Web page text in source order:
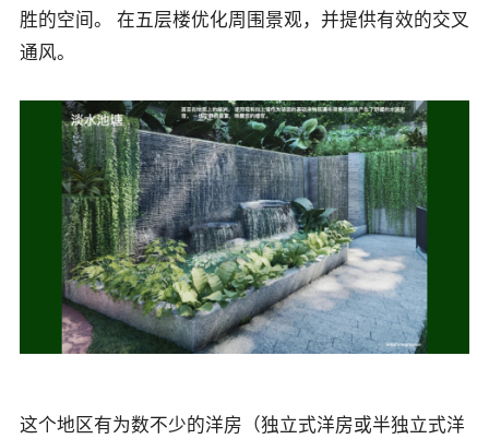
胜的空间。 在五层楼优化周围景观，并提供有效的交叉
通风。
这个地区有为数不少的洋房（独立式洋房或半独立式洋